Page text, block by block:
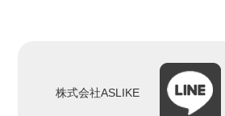
株式会社ASLIKE